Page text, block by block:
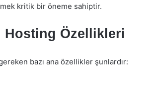
kritik bir öneme sahiptir.
Hosting Özellikleri
bazı ana özellikler şunlardır: